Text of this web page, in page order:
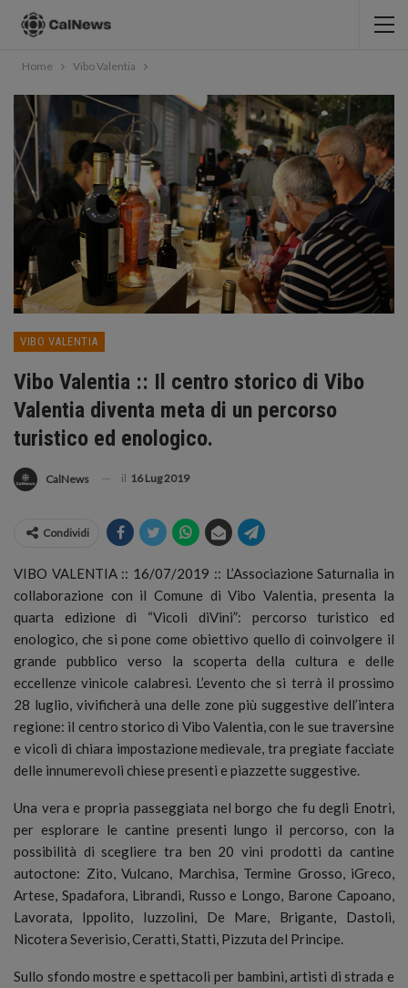
Home Vibo Valentia
VIBO VALENTIA
Vibo Valentia :: Il centro storico di Vibo
Valentia diventa meta di un percorso
turistico ed enologico.
CalNews il 16 Lug 2019
Condividi
VIBO VALENTIA :: 16/07/2019 :: L’Associazione Saturnalia in
collaborazione con il Comune di Vibo Valentia, presenta la
quarta edizione di “Vicoli diVini”: percorso turistico ed
enologico, che si pone come obiettivo quello di coinvolgere il
grande pubblico verso la scoperta della cultura e delle
eccellenze vinicole calabresi. L’evento che si terrà il prossimo
28 luglio, vivificherà una delle zone più suggestive dell’intera
regione: il centro storico di Vibo Valentia, con le sue traversine
e vicoli di chiara impostazione medievale, tra pregiate facciate
delle innumerevoli chiese presenti e piazzette suggestive.
Una vera e propria passeggiata nel borgo che fu degli Enotri,
per esplorare le cantine presenti lungo il percorso, con la
possibilità di scegliere tra ben 20 vini prodotti da cantine
autoctone: Zito, Vulcano, Marchisa, Termine Grosso, iGreco,
Artese, Spadafora, Librandi, Russo e Longo, Barone Capoano,
Lavorata, Ippolito, Iuzzolini, De Mare, Brigante, Dastoli,
Nicotera Severisio, Ceratti, Statti, Pizzuta del Principe.
Sullo sfondo mostre e spettacoli per bambini, artisti di strada e